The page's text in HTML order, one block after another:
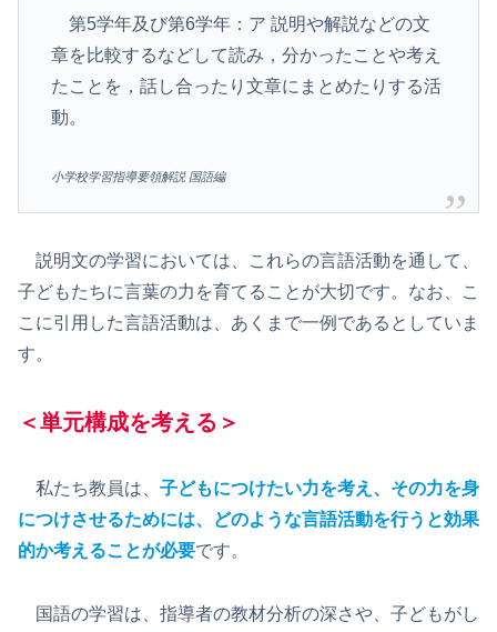
第5学年及び第6学年：ア 説明や解説などの文
章を比較するなどして読み，分かったことや考え
たことを，話し合ったり文章にまとめたりする活
動。
小学校学習指導要領解説 国語編
説明文の学習においては、これらの言語活動を通して、
子どもたちに言葉の力を育てることが大切です。なお、こ
こに引用した言語活動は、あくまで一例であるとしていま
す。
＜単元構成を考える＞
私たち教員は、 子どもにつけたい力を考え、その力を身
につけさせるためには、どのような言語活動を行うと効果
的か考えることが必要です。
国語の学習は、指導者の教材分析の深さや、子どもがし